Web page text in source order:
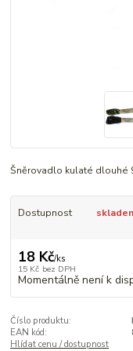
Šněrovadlo kulaté dlouhé
Dostupnost
18 Kč/ks
15 Kč bez DPH
Momentálně není k
Číslo produktu:
EAN kód:
Hlídat cenu / dostupnost